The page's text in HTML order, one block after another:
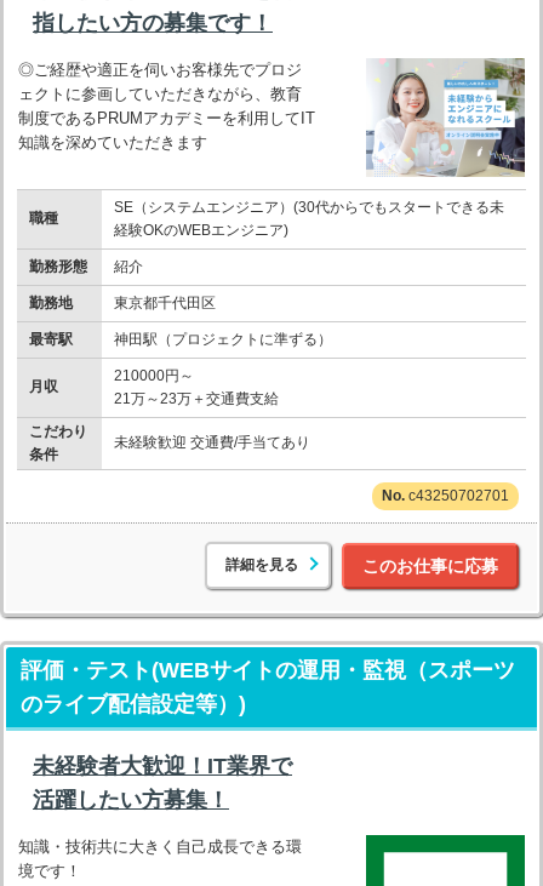
指したい方の募集です！
◎ご経歴や適正を伺いお客様先でプロジ
ェクトに参画していただきながら、教育
制度であるPRUMアカデミーを利用してIT
知識を深めていただきます
職種
SE（システムエンジニア）(30代からでもスタートできる未
経験OKのWEBエンジニア)
勤務形態 紹介
勤務地 東京都千代田区
最寄駅 神田駅（プロジェクトに準ずる）
月収
210000円～
21万～23万＋交通費支給
こだわり
条件
未経験歓迎 交通費/手当てあり
c43250702701
詳細を見る このお仕事に応募
評価・テスト(WEBサイトの運用・監視（スポーツ
のライブ配信設定等）)
未経験者大歓迎！IT業界で
活躍したい方募集！
知識・技術共に大きく自己成長できる環
境です！